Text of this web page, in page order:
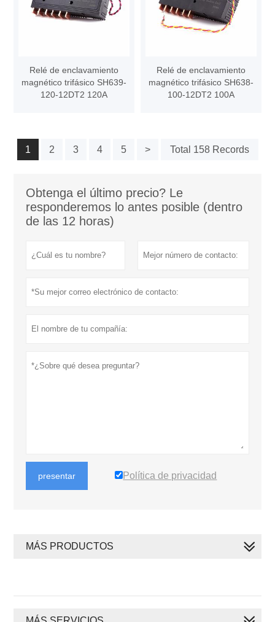
Relé de enclavamiento
magnético trifásico SH639-
120-12DT2 120A
Relé de enclavamiento
magnético trifásico SH638-
100-12DT2 100A
1 2 3 4 5 > Total 158 Records
Obtenga el último precio? Le
responderemos lo antes posible (dentro
de las 12 horas)
presentar Política de privacidad
MÁS PRODUCTOS